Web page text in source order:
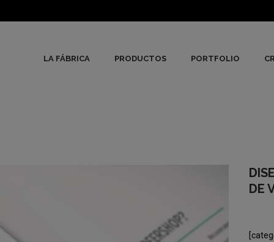
LA FÁBRICA PRODUCTOS PORTFOLIO
DE